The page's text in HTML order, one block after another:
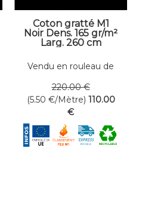
Coton gratté M1
Noir Dens. 165 gr/m²
Larg. 260 cm
Vendu en rouleau de
220.00 €
(5.50 €/Mètre) 110.00
€